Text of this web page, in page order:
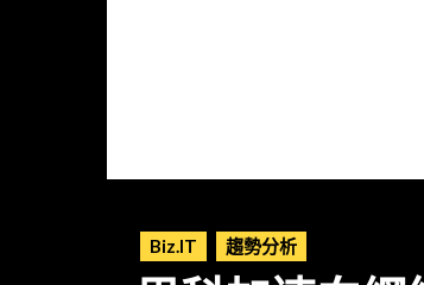
Biz.IT 趨勢分析